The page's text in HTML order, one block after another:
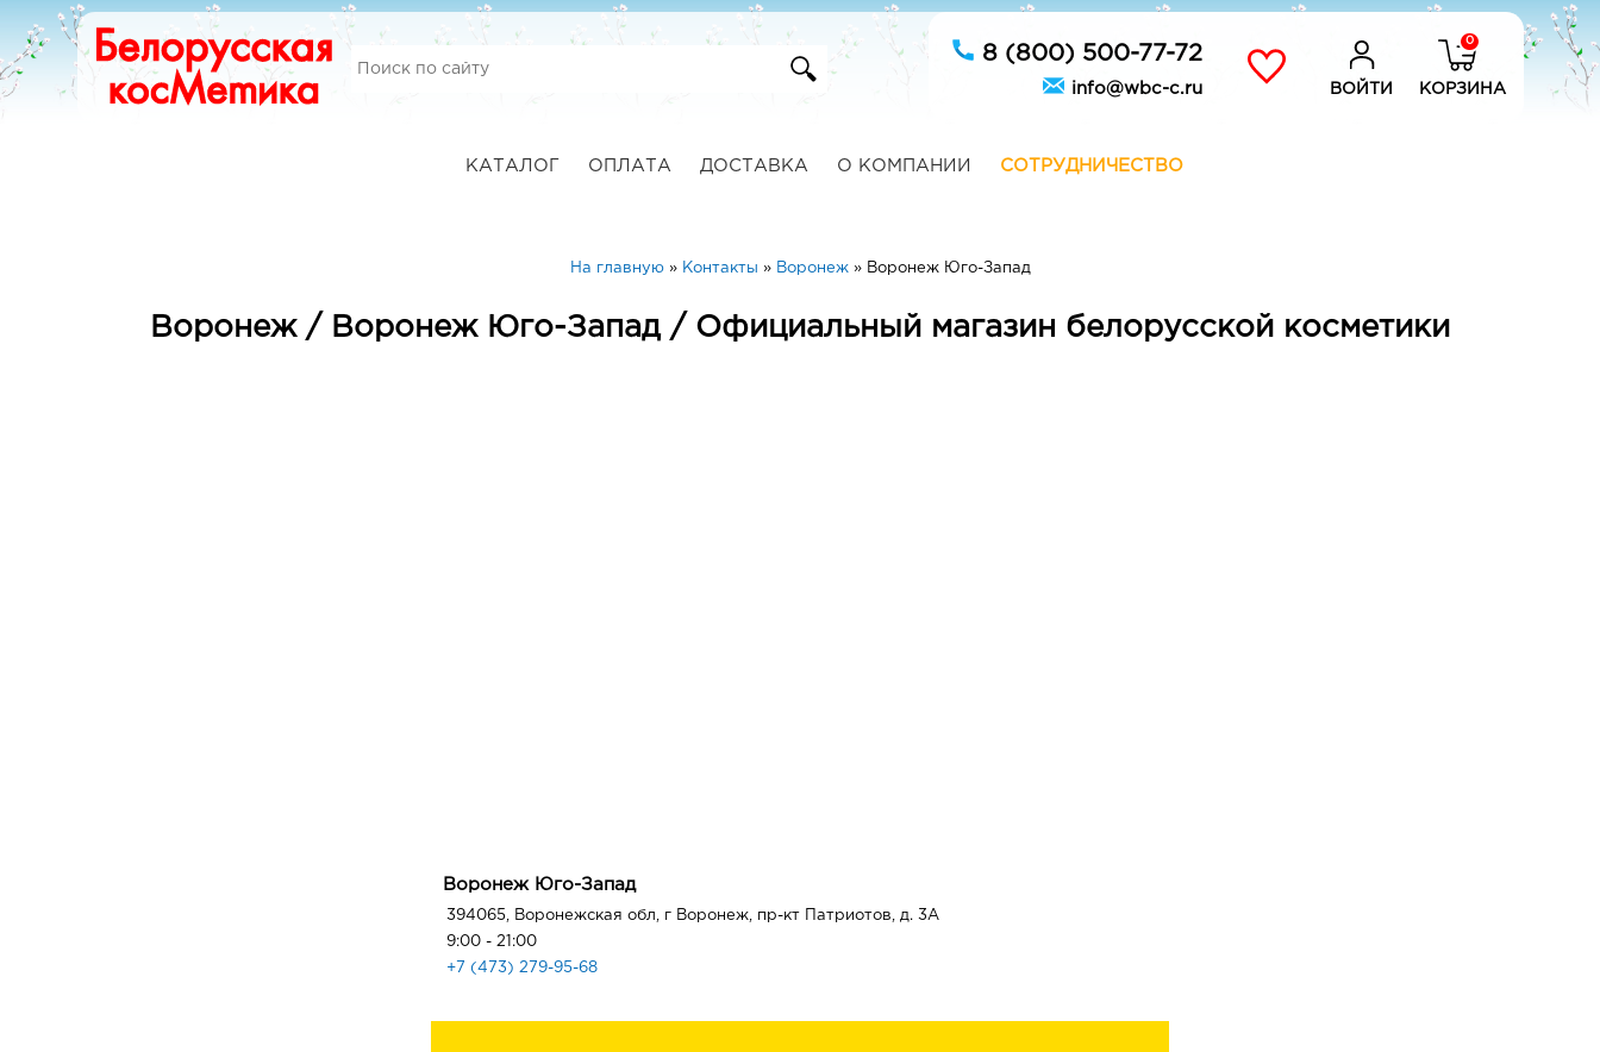
8 (800) 500-77-72
info@wbc-c.ru ВОЙТИ
0
КОРЗИНА
КАТАЛОГ ОПЛАТА ДОСТАВКА О КОМПАНИИ СОТРУДНИЧЕСТВО
На главную» Контакты » Воронеж» Воронеж Юго-Запад
Воронеж / Воронеж Юго-Запад / Официальный магазин белорусской косметики
Воронеж Юго-Запад
394065, Воронежская обл, г Воронеж, пр-кт Патриотов, д. 3А
9:00 - 21:00
+7 (473) 279-95-68